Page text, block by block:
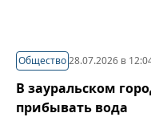
Общество28.07.2026 в
В зауральском
прибывать вода